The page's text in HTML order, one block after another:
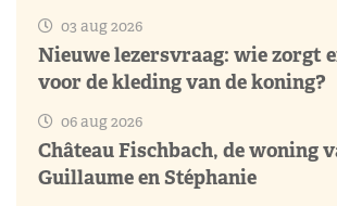
03 aug 2026
Nieuwe lezersvraag: wie zorgt
voor de kleding van de koning?
06 aug 2026
Château Fischbach, de woning
Guillaume en Stéphanie